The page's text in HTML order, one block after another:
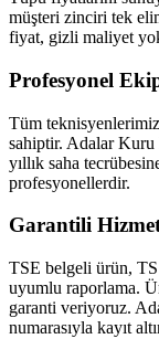
müşteri zinciri tek
fiyat, gizli maliyet
Profesyonel
Tüm
sahiptir. Adalar
yıllık saha
profesyonellerdir.
Garantili
TSE belgeli ürün,
uyumlu raporlama.
garanti veriyoruz.
numarasıyla kayıt